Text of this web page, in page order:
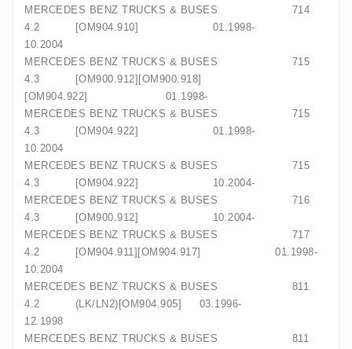
MERCEDES BENZ TRUCKS & BUSES 714
4.2 [OM904.910] 01.1998-
10.2004
MERCEDES BENZ TRUCKS & BUSES 715
4.3 [OM900.912][OM900.918]
[OM904.922] 01.1998-
MERCEDES BENZ TRUCKS & BUSES 715
4.3 [OM904.922] 01.1998-
10.2004
MERCEDES BENZ TRUCKS & BUSES 715
4.3 [OM904.922] 10.2004-
MERCEDES BENZ TRUCKS & BUSES 716
4.3 [OM900.912] 10.2004-
MERCEDES BENZ TRUCKS & BUSES 717
4.2 [OM904.911][OM904.917] 01.1998-
10.2004
MERCEDES BENZ TRUCKS & BUSES 811
4.2 (LK/LN2)[OM904.905] 03.1996-
12.1998
MERCEDES BENZ TRUCKS & BUSES 811